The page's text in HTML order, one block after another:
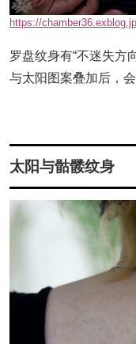
https://
罗盘纹身有“不迷失方
与太阳图案叠加后，
太阳与骷髅纹身